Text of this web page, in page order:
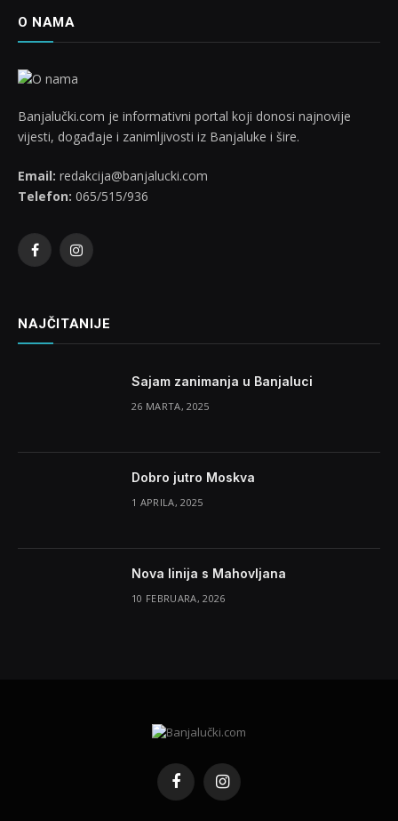
O NAMA
Banjalučki.com je informativni portal koji donosi najnovije
vijesti, događaje i zanimljivosti iz Banjaluke i šire.
Email: redakcija@banjalucki.com
Telefon: 065/515/936
FacebookInstagram
NAJČITANIJE
Sajam zanimanja u Banjaluci
26 MARTA, 2025
Dobro jutro Moskva
1 APRILA, 2025
Nova linija s Mahovljana
10 FEBRUARA, 2026
FacebookInstagram